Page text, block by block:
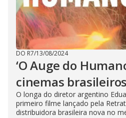
DO R7/13/08/2024
‘O Auge do
cinemas brasileiros
O longa do diretor argentino
primeiro filme lançado pela
distribuidora brasileira nova no